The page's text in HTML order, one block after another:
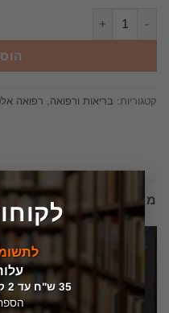
35 ש"ח עד 2 ק"ג שליח עד הבית .
קטגוריות: בריאות ורפואה רפואה
מוצרים קשורים